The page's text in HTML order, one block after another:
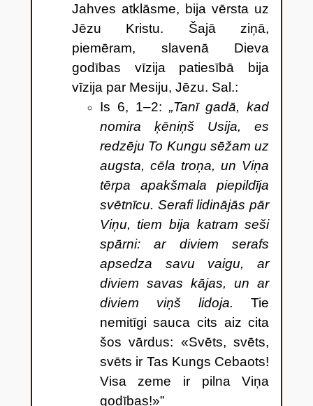
Jahves atklāsme, bija vērsta uz
Jēzu Kristu. Šajā ziņā,
piemēram, slavenā Dieva
godības vīzija patiesībā bija
vīzija par Mesiju, Jēzu. Sal.:
Is 6, 1–2:„Tanī gadā, kad
nomira ķēniņš Usija, es
redzēju To Kungu sēžam uz
augsta, cēla troņa, un Viņa
tērpa apakšmala piepildīja
svētnīcu. Serafi lidinājās pār
Viņu, tiem bija katram seši
spārni: ar diviem serafs
apsedza savu vaigu, ar
diviem savas kājas, un ar
diviem viņš lidoja.
Tie
nemitīgi sauca cits aiz cita
šos vārdus: «Svēts, svēts,
svēts ir Tas Kungs Cebaots!
Visa zeme ir pilna Viņa
godības!»”